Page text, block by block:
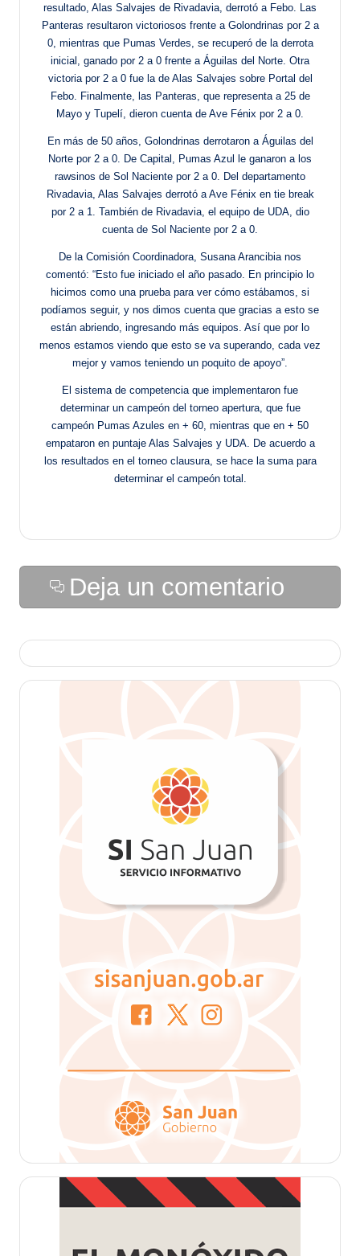
resultado, Alas Salvajes de Rivadavia, derrotó a Febo. Las
Panteras resultaron victoriosos frente a Golondrinas por 2 a
0, mientras que Pumas Verdes, se recuperó de la derrota
inicial, ganado por 2 a 0 frente a Águilas del Norte. Otra
victoria por 2 a 0 fue la de Alas Salvajes sobre Portal del
Febo. Finalmente, las Panteras, que representa a 25 de
Mayo y Tupelí, dieron cuenta de Ave Fénix por 2 a 0.
En más de 50 años, Golondrinas derrotaron a Águilas del
Norte por 2 a 0. De Capital, Pumas Azul le ganaron a los
rawsinos de Sol Naciente por 2 a 0. Del departamento
Rivadavia, Alas Salvajes derrotó a Ave Fénix en tie break
por 2 a 1. También de Rivadavia, el equipo de UDA, dio
cuenta de Sol Naciente por 2 a 0.
De la Comisión Coordinadora, Susana Arancibia nos
comentó: “Esto fue iniciado el año pasado. En principio lo
hicimos como una prueba para ver cómo estábamos, si
podíamos seguir, y nos dimos cuenta que gracias a esto se
están abriendo, ingresando más equipos. Así que por lo
menos estamos viendo que esto se va superando, cada vez
mejor y vamos teniendo un poquito de apoyo”.
El sistema de competencia que implementaron fue
determinar un campeón del torneo apertura, que fue
campeón Pumas Azules en + 60, mientras que en + 50
empataron en puntaje Alas Salvajes y UDA. De acuerdo a
los resultados en el torneo clausura, se hace la suma para
determinar el campeón total.
Deja un comentario